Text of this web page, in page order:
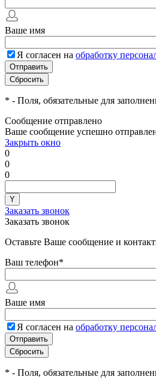
Ваше имя
Я согласен на обработку
* - Поля, обязательные для
Сообщение отправлено
Ваше сообщение успешно
Закрыть окно
0
0
0
Заказать звонок
Заказать звонок
Оставьте Ваше сообщение и
Ваш телефон*
Ваше имя
Я согласен на обработку
* - Поля, обязательные для